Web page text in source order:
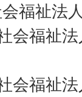
会福祉法
法人
法人